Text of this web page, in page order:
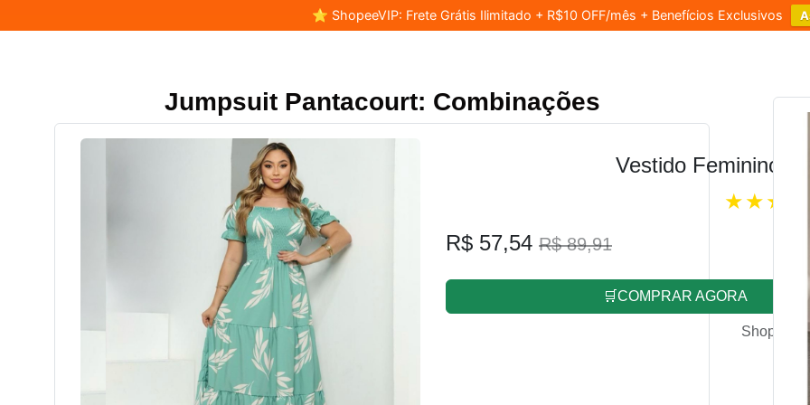
⭐ ShopeeVIP: Frete Grátis Ilimitado + R$10 OFF/mês + Benefícios Exclusivos
Jumpsuit Pantacourt: Combinações
Vestido Feminino
R$ 57,54 R$ 89,91
🛒COMPRAR AGORA